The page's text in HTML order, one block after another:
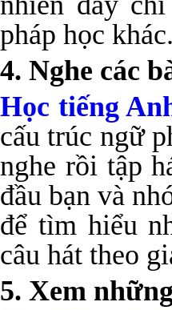
pháp học khác.
4. Nghe các
Học tiếng
cấu trúc ngữ
nghe rồi tập
đầu bạn và
để tìm hiểu
câu hát theo
5. Xem